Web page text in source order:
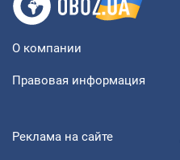
О компании
Правовая информация
Реклама на сайте